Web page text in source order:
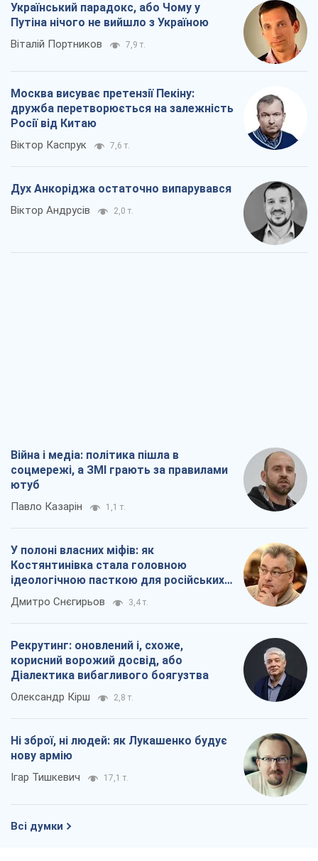
Український парадокс, або Чому у
Путіна нічого не вийшло з Україною
Віталій Портников 7,9 т.
Москва висуває претензії Пекіну:
дружба перетворюється на залежність
Росії від Китаю
Віктор Каспрук 7,6 т.
Дух Анкоріджа остаточно випарувався
Віктор Андрусів 2,0 т.
Війна і медіа: політика пішла в
соцмережі, а ЗМІ грають за правилами
ютуб
Павло Казарін 1,1 т.
У полоні власних міфів: як
Костянтинівка стала головною
ідеологічною пасткою для російських
окупантів
Дмитро Снєгирьов 3,4 т.
Рекрутинг: оновлений і, схоже,
корисний ворожий досвід, або
Діалектика вибагливого боягузтва
Олександр Кірш 2,8 т.
Ні зброї, ні людей: як Лукашенко будує
нову армію
Ігар Тишкевич 17,1 т.
Всі думки